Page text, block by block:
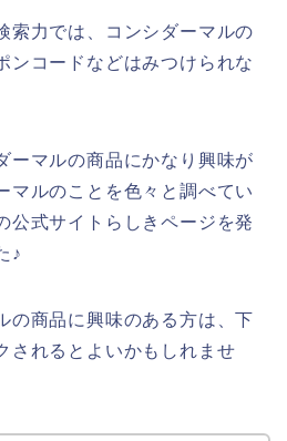
索力では、コンシダーマルの
ンコードなどはみつけられな
ーマルの商品にかなり興味が
マルのことを色々と調べてい
公式サイトらしきページを発
♪
の商品に興味のある方は、下
されるとよいかもしれませ